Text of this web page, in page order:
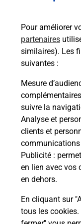
Pour améliorer
partenaires
similaires). Les
suivantes :
Mesure
suivre la
Analyse et
clients et
Publicité :
en lien avec vos
en dehors.
En cliquant sur
tous les
En savoir
Malin !
La Poste
en ligne
Ouvert
En savoir